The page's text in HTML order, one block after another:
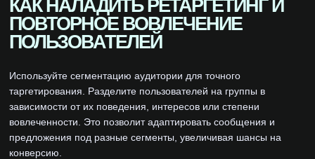
КАК НАЛАДИТЬ РЕТАРГЕТИНГ И
ПОВТОРНОЕ ВОВЛЕЧЕНИЕ
ПОЛЬЗОВАТЕЛЕЙ
Используйте сегментацию аудитории для точного
таргетирования. Разделите пользователей на группы в
зависимости от их поведения, интересов или степени
вовлеченности. Это позволит адаптировать сообщения и
предложения под разные сегменты, увеличивая шансы на
конверсию.